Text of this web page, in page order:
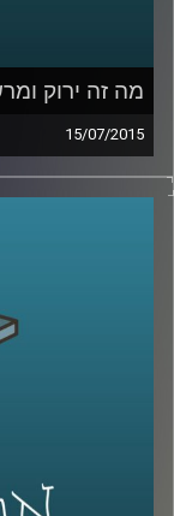
מה זה ירוק
15/07/2015
אנחנו
השקעות
בסיפור,
מה יכולים
יכול כל אדם
להעלות את
ההשקעות